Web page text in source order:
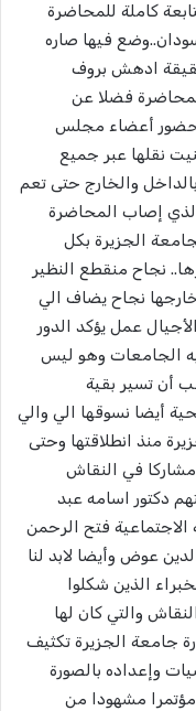
كاملة للمحاضرة
فيها صاره
ادهش بروف
فضلا عن
أعضاء مجلس
نقلها عبر جميع
والخارج حتى تعم
الذي إصاب المحاضرة
الجزيرة بكل
نجاح منقطع النظير
نجاح يضاف الي
عمل يؤكد الدور
الجامعات وهو ليس
أن تسير بقية
أيضا نسوقها الي والي
منذ انطلاقتها وحتى
في النقاش
دكتور اسامه عبد
الاجتماعية فتح الرحمن
عوض وأيضا لابد لنا
الذين شكلوا
والتي كان لها
جامعة الجزيرة تكثيف
وإعداده بالصورة
مؤتمرا مشهودا من